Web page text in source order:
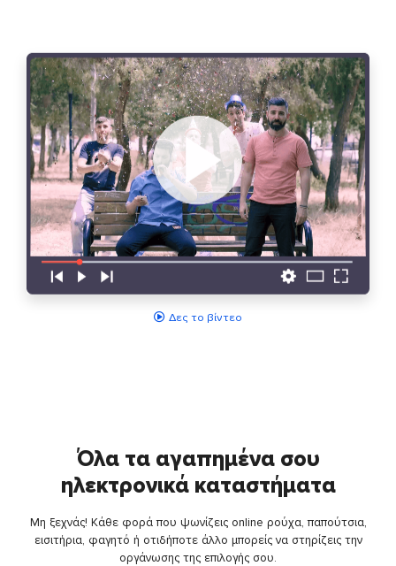
Δες το βίντεο
Όλα τα αγαπημένα σου
ηλεκτρονικά καταστήματα
Μη ξεχνάς! Κάθε φορά που ψωνίζεις online ρούχα, παπούτσια,
εισιτήρια, φαγητό ή οτιδήποτε άλλο μπορείς να στηρίζεις την
οργάνωσης της επιλογής σου.